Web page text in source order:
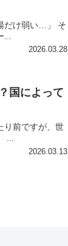
だけ弱い…」 そ
2026.03.28
国によって
り前ですが、世
...
2026.03.13